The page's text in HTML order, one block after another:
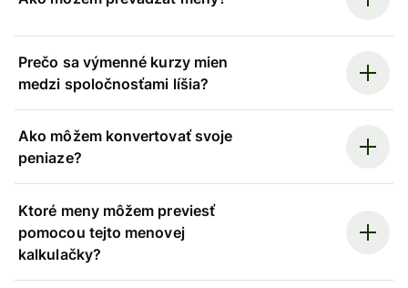
Prečo sa výmenné kurzy mien
medzi spoločnosťami líšia?
Ako môžem konvertovať svoje
peniaze?
Ktoré meny môžem previesť
pomocou tejto menovej
kalkulačky?